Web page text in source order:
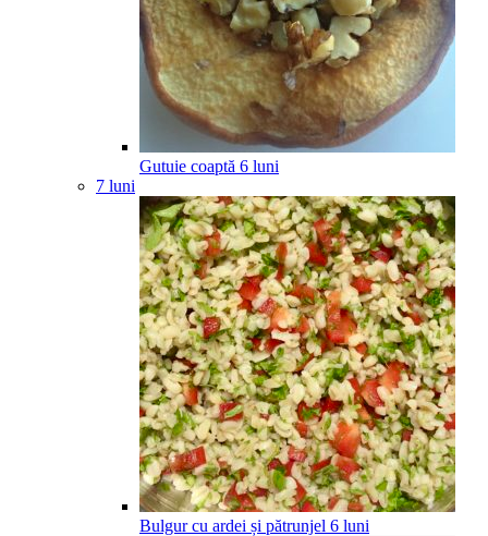
Gutuie coaptă 6 luni
7 luni
Bulgur cu ardei și pătrunjel 6 luni